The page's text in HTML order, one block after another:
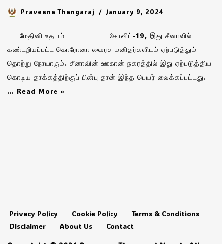
Praveena Thangaraj January 9, 2024
மேதினி உதயம் கோவிட்-19, இது சீனாவில்
கண்டறியப்பட்ட கொரோனா வைரசு மனிதர்களிடம் ஏற்படுத்தும்
தொற்று நோயாகும். சீனாவின் ஊகான் நகரத்தில் இது ஏற்படுத்திய
கொடிய தாக்கத்திற்குப் பின்பு தான் இந்த பெயர் வைக்கப்பட்டது.
… Read More »
Privacy Policy Cookie Policy
Terms & Conditions
Disclaimer
About Us
Contact